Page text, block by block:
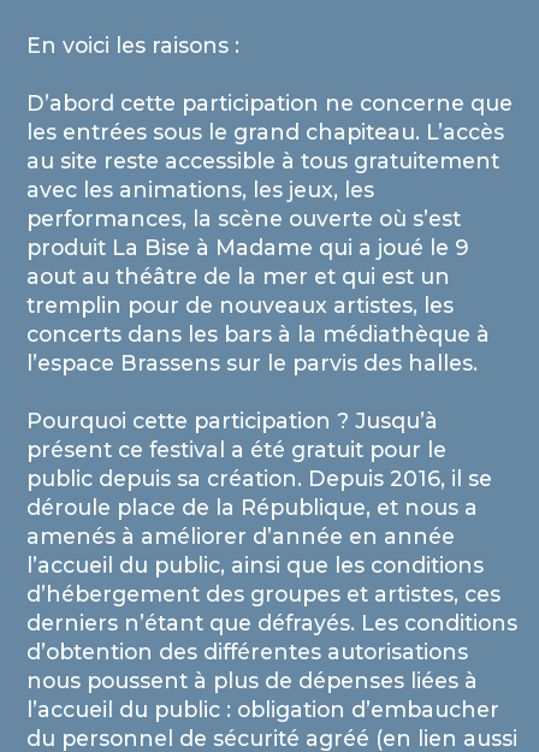
En voici les raisons :
D’abord cette participation ne concerne que
les entrées sous le grand chapiteau. L’accès
au site reste accessible à tous gratuitement
avec les animations, les jeux, les
performances, la scène ouverte où s’est
produit La Bise à Madame qui a joué le 9
aout au théâtre de la mer et qui est un
tremplin pour de nouveaux artistes, les
concerts dans les bars à la médiathèque à
l’espace Brassens sur le parvis des halles.
Pourquoi cette participation ? Jusqu’à
présent ce festival a été gratuit pour le
public depuis sa création. Depuis 2016, il se
déroule place de la République, et nous a
amenés à améliorer d’année en année
l’accueil du public, ainsi que les conditions
d’hébergement des groupes et artistes, ces
derniers n’étant que défrayés. Les conditions
d’obtention des différentes autorisations
nous poussent à plus de dépenses liées à
l’accueil du public : obligation d’embaucher
du personnel de sécurité agréé (en lien aussi